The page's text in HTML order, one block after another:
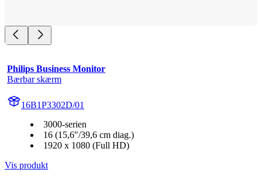
Philips Business Monitor
Bærbar skærm
16B1P3302D/01
3000-serien
16 (15,6"/39,6 cm diag.)
1920 x 1080 (Full HD)
Vis produkt